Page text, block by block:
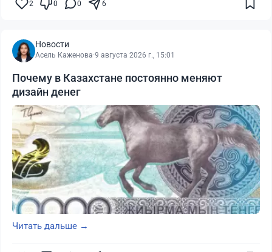
2 0 0 6
Новости
Асель Каженова·9 августа 2026 г., 15:01
Почему в Казахстане постоянно меняют
дизайн денег
Читать дальше →